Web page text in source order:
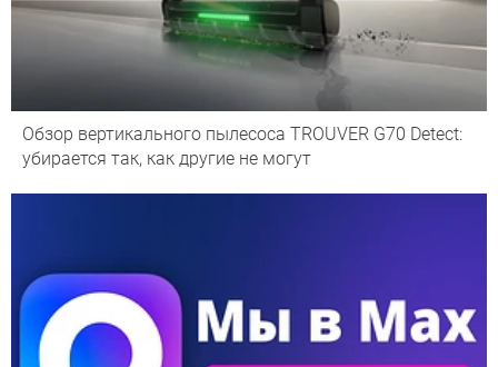
Обзор вертикального пылесоса TROUVER G70 Detect:
убирается так, как другие не могут